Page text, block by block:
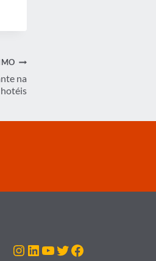
na
Instagram
LinkedIn
Youtube
Twitter
Facebook